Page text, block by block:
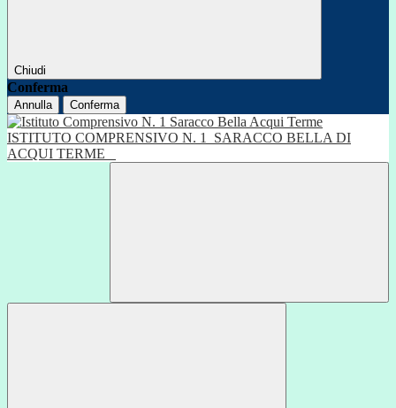
Chiudi
Conferma
Annulla Conferma
ISTITUTO COMPRENSIVO N. 1
SARACCO BELLA DI
ACQUI TERME